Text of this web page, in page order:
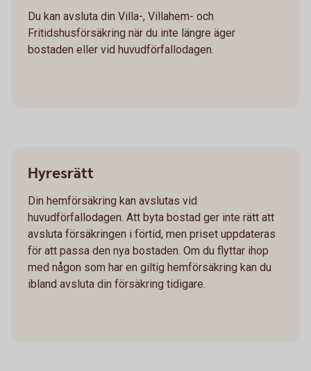
Du kan avsluta din Villa-, Villahem- och
Fritidshusförsäkring när du inte längre äger
bostaden eller vid huvudförfallodagen.
Hyresrätt
Din hemförsäkring kan avslutas vid
huvudförfallodagen. Att byta bostad ger inte rätt att
avsluta försäkringen i förtid, men priset uppdateras
för att passa den nya bostaden. Om du flyttar ihop
med någon som har en giltig hemförsäkring kan du
ibland avsluta din försäkring tidigare.